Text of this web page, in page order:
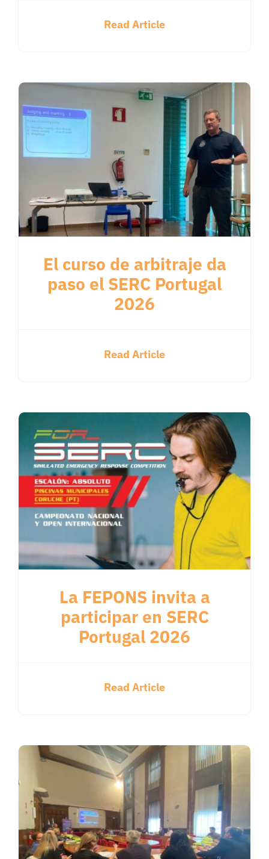
Read Article
El curso de arbitraje da
paso el SERC Portugal
2026
Read Article
La FEPONS invita a
participar en SERC
Portugal 2026
Read Article